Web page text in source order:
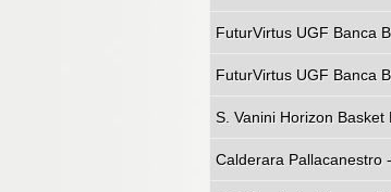
FuturVirtus UGF Banca
FuturVirtus UGF Banca
S. Vanini Horizon
Calderara Pallacanestro